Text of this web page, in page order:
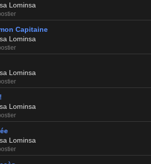
Lominsa
Capitaine
Lominsa
Lominsa
Lominsa
Lominsa